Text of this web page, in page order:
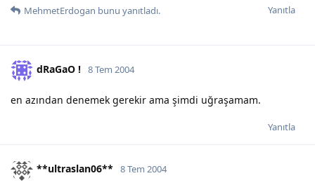
Yanıtla
MehmetErdogan bunu yanıtladı.
dRaGaO ! 8 Tem 2004
en azından denemek gerekir ama şimdi uğraşamam.
Yanıtla
**ultraslan06** 8 Tem 2004